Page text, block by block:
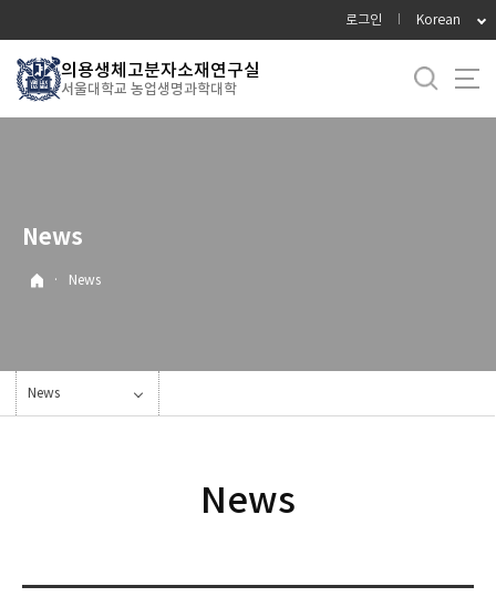
로
메
로그인 Korean
의용생체고분자소재연구실
서울대학교 농업생명과학대학
News
· News
News
News